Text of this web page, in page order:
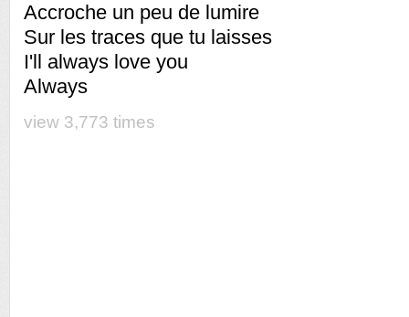
Accroche un peu de lumire
Sur les traces que tu laisses
I'll always love you
Always
view 3,773 times